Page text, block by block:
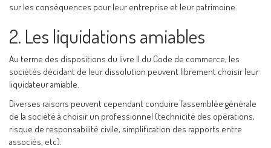
sur les conséquences pour leur entreprise et leur patrimoine.
2. Les liquidations amiables
Au terme des dispositions du livre II du Code de commerce, les
sociétés décidant de leur dissolution peuvent librement choisir leur
liquidateur amiable.
Diverses raisons peuvent cependant conduire l’assemblée générale
de la société à choisir un professionnel (technicité des opérations,
risque de responsabilité civile, simplification des rapports entre
associés, etc).